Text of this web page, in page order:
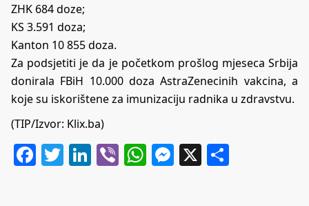
ZHK 684 doze;
KS 3.591 doza;
Kanton 10 855 doza.
Za podsjetiti je da je početkom prošlog mjeseca Srbija
donirala FBiH 10.000 doza AstraZenecinih vakcina, a
koje su iskorištene za imunizaciju radnika u zdravstvu.
(TIP/Izvor: Klix.ba)
Facebook
Twitter
LinkedIn
ViberWhatsApp
Messenger
X